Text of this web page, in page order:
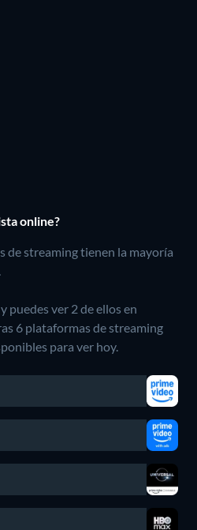
online?
de streaming tienen la mayoría
puedes ver 2 de ellos en
6 plataformas de streaming
para ver hoy.